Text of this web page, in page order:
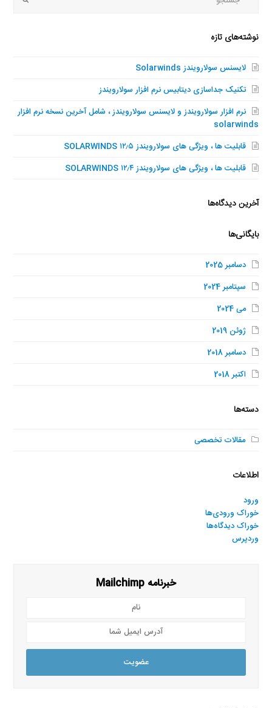
نوشته‌های تازه
لایسنس سولارویندز Solarwinds
تکنیک جداسازی دیتابیس نرم افزار سولارویندز
نرم افزار سولارویندز و لایسنس سولارویندز ، شامل آخرین نسخه نرم افزار
solarwinds
قابلیت ها ، ویژگی های سولارویندز SOLARWINDS ۱۲٫۵
قابلیت ها ، ویژگی های سولارویندز SOLARWINDS ۱۲٫۴
آخرین دیدگاه‌ها
بایگانی‌ها
دسامبر 2025
سپتامبر 2024
می 2024
ژوئن 2019
دسامبر 2018
اکتبر 2018
دسته‌ها
مقالات تخصصی
اطلاعات
ورود
خوراک ورودی‌ها
خوراک دیدگاه‌ها
وردپرس
خبرنامه Mailchimp
شما
عضویت